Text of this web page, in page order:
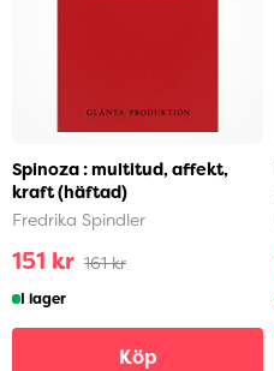
Spinoza : multitud, affekt,
kraft (häftad)
Fredrika Spindler
151 kr 161 kr
I lager
Köp